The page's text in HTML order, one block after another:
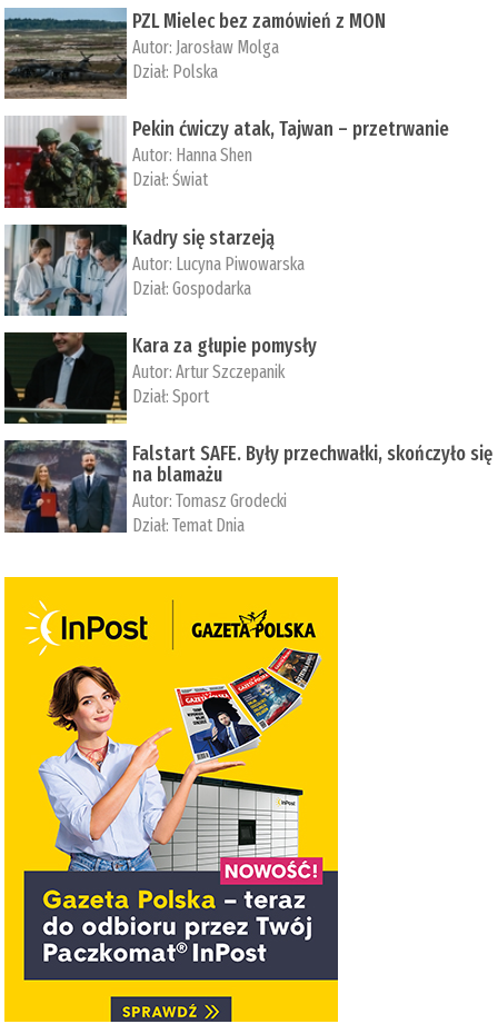
PZL Mielec bez zamówień z MON
Autor: Jarosław Molga
Dział: Polska
Pekin ćwiczy atak, Tajwan – przetrwanie
Autor: ­Hanna Shen
Dział:Świat
Kadry się starzeją
Autor: Lucyna Piwowarska
Dział:Gospodarka
Kara za głupie pomysły
Autor:Artur Szczepanik
Dział:Sport
Falstart SAFE. Były przechwałki, skończyło się
na blamażu
Autor:Tomasz Grodecki
Dział:Temat Dnia